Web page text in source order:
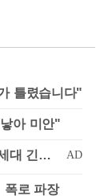
틀렸습니다"
아 미안"
로 파장